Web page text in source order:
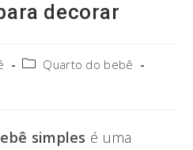
decorar
PostQuarto do bebê
simples é uma